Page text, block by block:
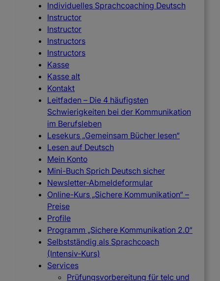
Individuelles Sprachcoaching Deutsch
Instructor
Instructor
Instructors
Instructors
Kasse
Kasse alt
Kontakt
Leitfaden – Die 4 häufigsten
Schwierigkeiten bei der Kommunikation
im Berufsleben
Lesekurs „Gemeinsam Bücher lesen“
Lesen auf Deutsch
Mein Konto
Mini-Buch Sprich Deutsch sicher
Newsletter-Abmeldeformular
Online-Kurs „Sichere Kommunikation“ –
Preise
Profile
Programm „Sichere Kommunikation 2.0“
Selbstständig als Sprachcoach
(Intensiv-Kurs)
Services
Prüfungsvorbereitung für telc und